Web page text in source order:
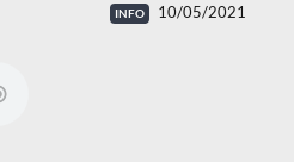
10/05/2021